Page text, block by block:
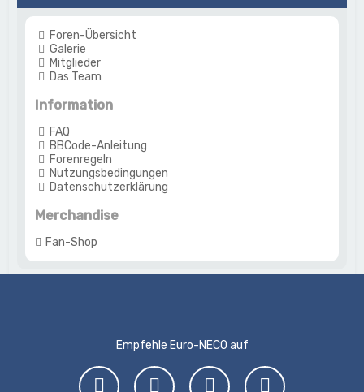
Foren-Übersicht
Galerie
Mitglieder
Das Team
Information
FAQ
BBCode-Anleitung
Forenregeln
Nutzungsbedingungen
Datenschutzerklärung
Merchandise
Fan-Shop
Empfehle Euro-NECO auf